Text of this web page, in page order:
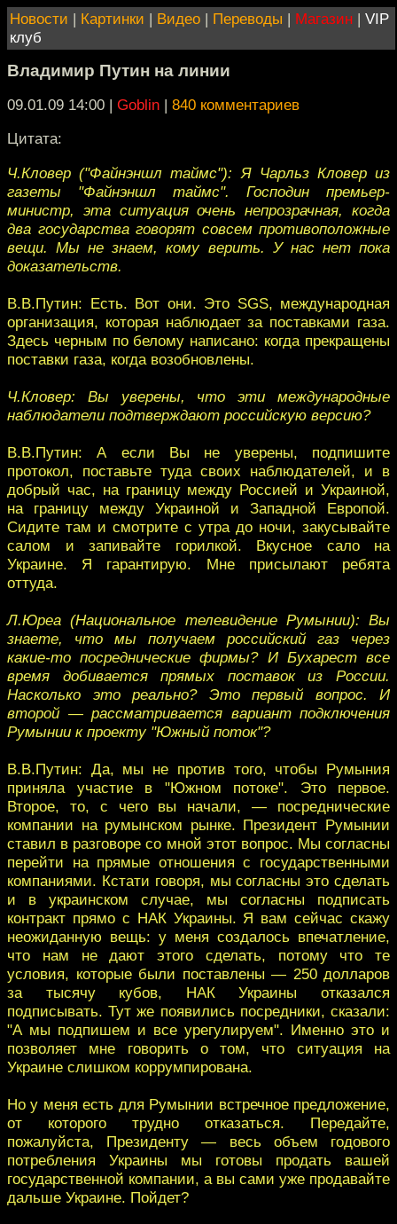
Новости | Картинки | Видео | Переводы | Магазин | VIP
клуб
Владимир Путин на линии
09.01.09 14:00 | Goblin | 840 комментариев
Цитата:
Ч.Кловер ("Файнэншл таймс"): Я Чарльз Кловер из
газеты "Файнэншл таймс". Господин премьер-
министр, эта ситуация очень непрозрачная, когда
два государства говорят совсем противоположные
вещи. Мы не знаем, кому верить. У нас нет пока
доказательств.
В.В.Путин: Есть. Вот они. Это SGS, международная
организация, которая наблюдает за поставками газа.
Здесь черным по белому написано: когда прекращены
поставки газа, когда возобновлены.
Ч.Кловер: Вы уверены, что эти международные
наблюдатели подтверждают российскую версию?
В.В.Путин: А если Вы не уверены, подпишите
протокол, поставьте туда своих наблюдателей, и в
добрый час, на границу между Россией и Украиной,
на границу между Украиной и Западной Европой.
Сидите там и смотрите с утра до ночи, закусывайте
салом и запивайте горилкой. Вкусное сало на
Украине. Я гарантирую. Мне присылают ребята
оттуда.
Л.Юреа (Национальное телевидение Румынии): Вы
знаете, что мы получаем российский газ через
какие-то посреднические фирмы? И Бухарест все
время добивается прямых поставок из России.
Насколько это реально? Это первый вопрос. И
второй — рассматривается вариант подключения
Румынии к проекту "Южный поток"?
В.В.Путин: Да, мы не против того, чтобы Румыния
приняла участие в "Южном потоке". Это первое.
Второе, то, с чего вы начали, — посреднические
компании на румынском рынке. Президент Румынии
ставил в разговоре со мной этот вопрос. Мы согласны
перейти на прямые отношения с государственными
компаниями. Кстати говоря, мы согласны это сделать
и в украинском случае, мы согласны подписать
контракт прямо с НАК Украины. Я вам сейчас скажу
неожиданную вещь: у меня создалось впечатление,
что нам не дают этого сделать, потому что те
условия, которые были поставлены — 250 долларов
за тысячу кубов, НАК Украины отказался
подписывать. Тут же появились посредники, сказали:
"А мы подпишем и все урегулируем". Именно это и
позволяет мне говорить о том, что ситуация на
Украине слишком коррумпирована.
Но у меня есть для Румынии встречное предложение,
от которого трудно отказаться. Передайте,
пожалуйста, Президенту — весь объем годового
потребления Украины мы готовы продать вашей
государственной компании, а вы сами уже продавайте
дальше Украине. Пойдет?